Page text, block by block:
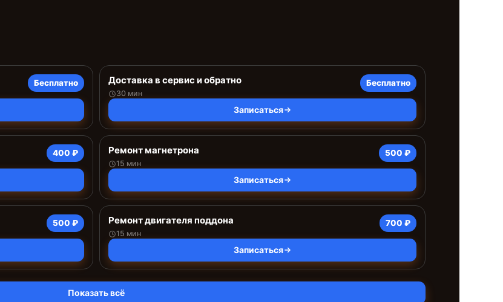
Бесплатно Доставка в сервис и обратно
30 мин
Бесплатно
Записаться
400 ₽ Ремонт магнетрона
15 мин
500 ₽
Записаться
500 ₽ Ремонт двигателя поддона
15 мин
700 ₽
Записаться
Показать всё